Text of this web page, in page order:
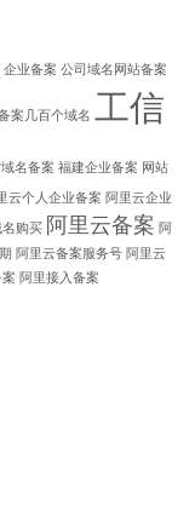
企业备案 公司域名网站备案
案几百个域名 工信
名备案 福建企业备案 网站
云个人企业备案 阿里云企业
购买 阿里云备案 阿
阿里云备案服务号 阿里云
阿里接入备案